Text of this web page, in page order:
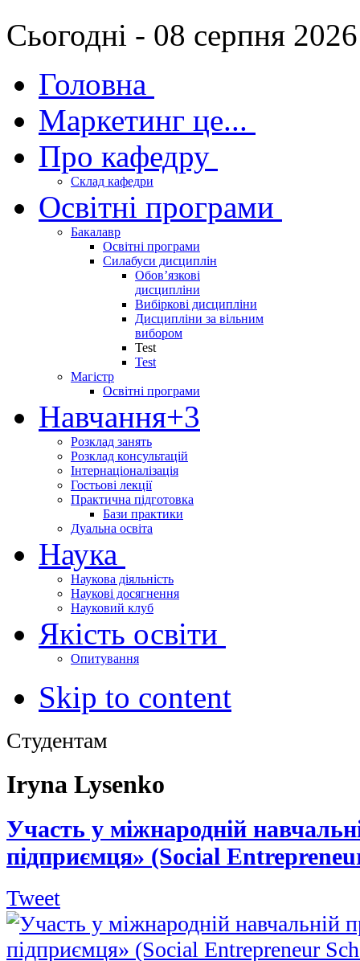
Сьогодні - 08 серпня
Головна
Маркетинг це...
Про кафедру
Склад кафедри
Освітні програми
Бакалавр
Освітні програми
Силабуси дисциплін
Обов’язкові
дисципліни
Вибіркові дисципліни
Дисципліни за вільним
вибором
Test
Test
Магістр
Освітні програми
Навчання+3
Розклад занять
Розклад консультацій
Інтернаціоналізація
Гостьові лекції
Практична підготовка
Бази практики
Дуальна освіта
Наука
Наукова діяльність
Наукові досягнення
Науковий клуб
Якість освіти
Опитування
Skip to content
Студентам
Iryna Lysenko
Участь у міжнародній
підприємця» (Social
Tweet